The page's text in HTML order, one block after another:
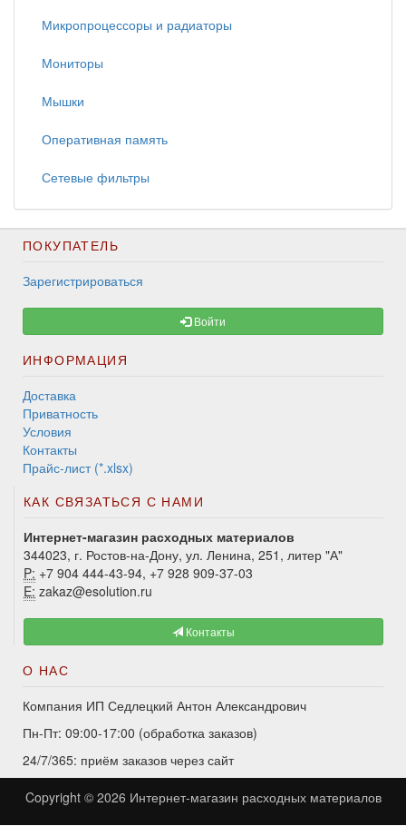
Микропроцессоры и радиаторы
Мониторы
Мышки
Оперативная память
Сетевые фильтры
ПОКУПАТЕЛЬ
Зарегистрироваться
Войти
ИНФОРМАЦИЯ
Доставка
Приватность
Условия
Контакты
Прайс-лист (*.xlsx)
КАК СВЯЗАТЬСЯ С НАМИ
Интернет-магазин расходных материалов
344023, г. Ростов-на-Дону, ул. Ленина, 251, литер "А"
P: +7 904 444-43-94, +7 928 909-37-03
E: zakaz@esolution.ru
Контакты
О НАС
Компания ИП Седлецкий Антон Александрович
Пн-Пт: 09:00-17:00 (обработка заказов)
24/7/365: приём заказов через сайт
Copyright © 2026 Интернет-магазин расходных материалов